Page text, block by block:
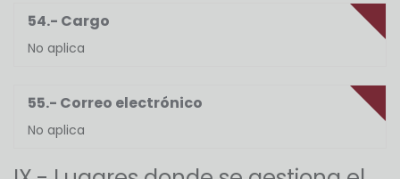
54.- Cargo
No aplica
55.- Correo electrónico
No aplica